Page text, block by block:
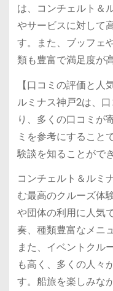
は、コンチェルト＆
やサービスに対して
す。また、ブッフェ
類も豊富で満足度が
【口コミの評価と人
ルミナス神戸2は、
り、多くの口コミが
ミを参考にすること
験談を知ることがで
コンチェルト＆ルミ
む最高のクルーズ体
や団体の利用に人気
奏、種類豊富なメニ
また、イベントクル
も高く、多くの人々
す。船旅を楽しみな